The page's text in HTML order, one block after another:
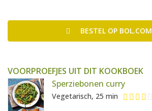
BESTEL OP BOL.COM
VOORPROEFJES UIT DIT KOOKBOEK
Sperziebonen curry
Vegetarisch, 25 min